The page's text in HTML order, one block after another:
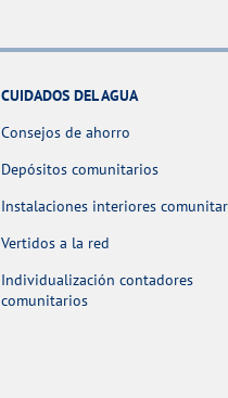
CUIDADOS DEL AGUA
Consejos de ahorro
Depósitos comunitarios
Instalaciones interiores
Vertidos a la red
Individualización contadores
comunitarios